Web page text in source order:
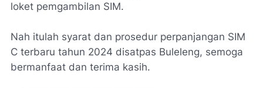
loket pemgambilan SIM.
Nah itulah syarat dan prosedur perpanjangan SIM
C terbaru tahun 2024 disatpas Buleleng, semoga
bermanfaat dan terima kasih.